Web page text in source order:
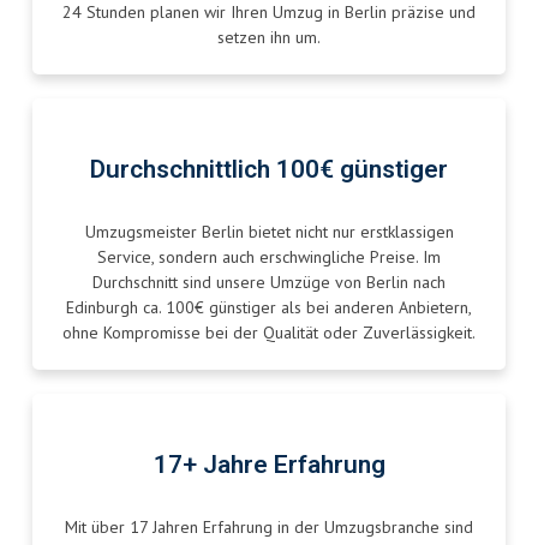
24 Stunden planen wir Ihren Umzug in Berlin präzise und
setzen ihn um.
Durchschnittlich 100€ günstiger
Umzugsmeister Berlin bietet nicht nur erstklassigen
Service, sondern auch erschwingliche Preise. Im
Durchschnitt sind unsere Umzüge von Berlin nach
Edinburgh ca. 100€ günstiger als bei anderen Anbietern,
ohne Kompromisse bei der Qualität oder Zuverlässigkeit.
17+ Jahre Erfahrung
Mit über 17 Jahren Erfahrung in der Umzugsbranche sind